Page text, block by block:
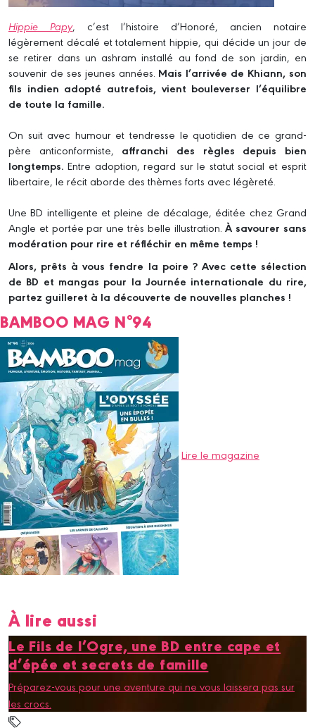
Hippie Papy, c’est l’histoire d’Honoré, ancien notaire
légèrement décalé et totalement hippie, qui décide un jour de
se retirer dans un ashram installé au fond de son jardin, en
souvenir de ses jeunes années. Mais l’arrivée de Khiann, son
fils indien adopté autrefois, vient bouleverser l’équilibre
de toute la famille.
On suit avec humour et tendresse le quotidien de ce grand-
père anticonformiste, affranchi des règles depuis bien
longtemps. Entre adoption, regard sur le statut social et esprit
libertaire, le récit aborde des thèmes forts avec légèreté.
Une BD intelligente et pleine de décalage, éditée chez Grand
Angle et portée par une très belle illustration.À savourer sans
modération pour rire et réfléchir en même temps !
Alors, prêts à vous fendre la poire ? Avec cette sélection
de BD et mangas pour la Journée internationale du rire,
partez guilleret à la découverte de nouvelles planches !
BAMBOO MAG N°94
Lire le magazine
À lire aussi
Le Fils de l’Ogre, une BD entre cape et
d’épée et secrets de famille
Préparez-vous pour une aventure qui ne vous laissera pas sur
les crocs.